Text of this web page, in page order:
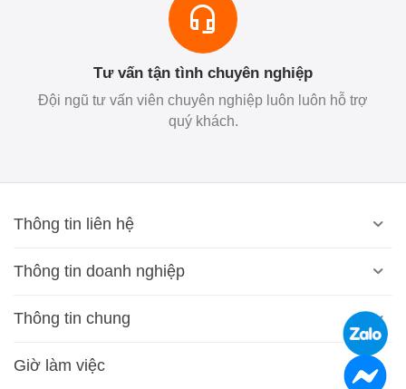
Tư vấn tận tình chuyên nghiệp
Đội ngũ tư vấn viên chuyên nghiệp luôn luôn hỗ trợ
quý khách.
Thông tin liên hệ
Thông tin doanh nghiệp
Thông tin chung
Giờ làm việc